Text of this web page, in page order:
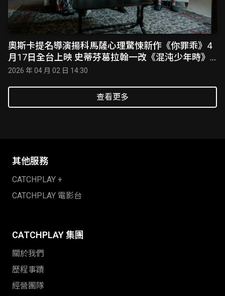
奧斯卡提名導演揚科馬薩心理驚悚新作《你罪乖》4
月17日全台上映 史蒂芬葛拉翰一改《混沌少年時》
心碎父親形象 展現不寒而慄顛峰演技
2026 年 04 月 02 日 14:30
查看更多
其他服務
CATCHPLAY +
CATCHPLAY 電影台
CATCHPLAY 集團
關於我們
歷程事蹟
經營團隊